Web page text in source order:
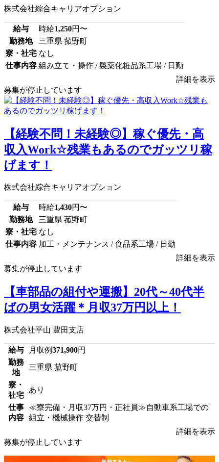
株式会社綜合キャリアオプション
給与 時給1,250円〜
勤務地
三重県 菰野町
寮・社宅 なし
仕事内容 組み立て・操作 / 製薬化粧品系工場 / 日勤
詳細を表示
募集が停止しています
【経験不問！未経験◎】稼ぐ優先・高
収入Work☆残業もあるのでガッツリ稼
げます！
株式会社綜合キャリアオプション
給与 時給1,430円〜
勤務地
三重県 菰野町
寮・社宅 なし
仕事内容 加工・メンテナンス / 食品系工場 / 日勤
詳細を表示
募集が停止しています
【車部品の組付や運搬】20代～40代半
ばの男女活躍＊月収37万円以上！
株式会社平山 豊田支店
給与 月収例371,900円
勤務
地
三重県 菰野町
寮・
社宅
あり
仕事
内容
≪寮完備・月収37万円・正社員≫自動車系工場での
組立・機械操作 交替制
詳細を表示
募集が停止しています